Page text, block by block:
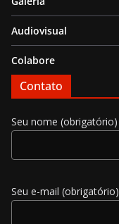
Audiovisual
Colabore
Contato
Seu nome (obrigatório)
Seu e-mail (obrigatório)